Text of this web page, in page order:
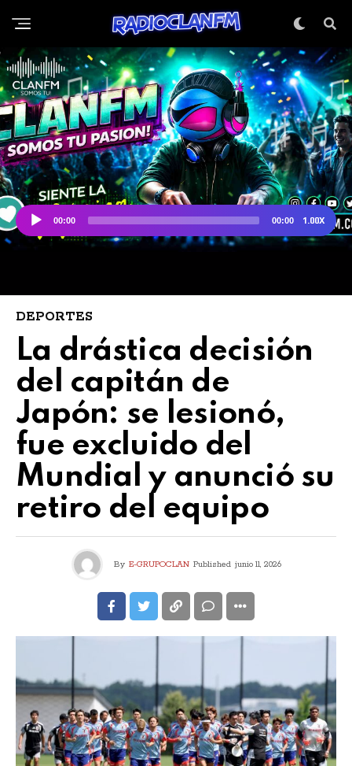
DEPORTES
La drástica decisión
del capitán de
Japón: se lesionó,
fue excluido del
Mundial y anunció su
retiro del equipo
By E-GRUPOCLAN Published junio 11, 2026